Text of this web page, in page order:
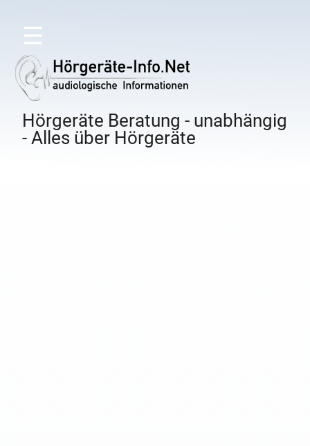
☰
Hörgeräte Beratung - unabhängig
- Alles über Hörgeräte